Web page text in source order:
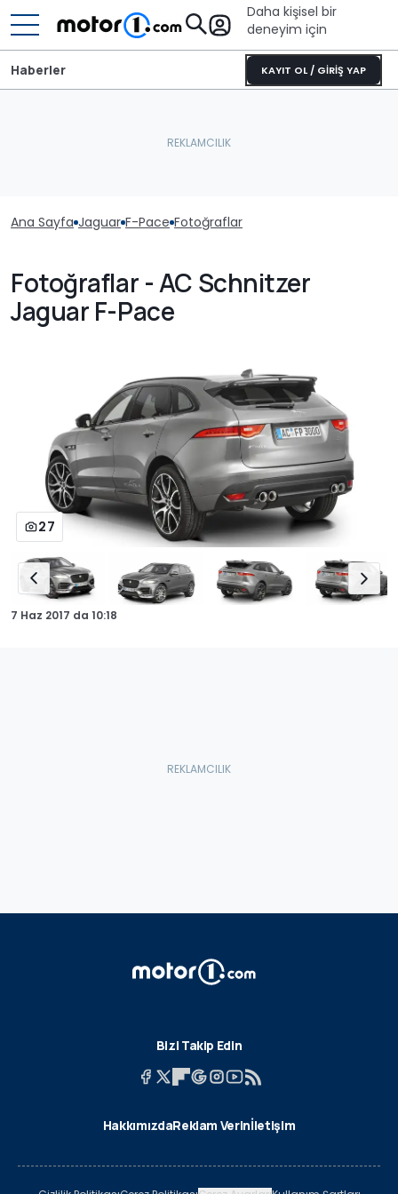
Daha kişisel bir
deneyim için
KAYIT OL / GİRİŞ YAP
Haberler
Ana Sayfa Jaguar F-Pace Fotoğraflar
Fotoğraflar - AC Schnitzer
Jaguar F-Pace
27
7 Haz 2017 da 10:18
Bizi Takip Edin
HakkımızdaReklam Verinİletişim